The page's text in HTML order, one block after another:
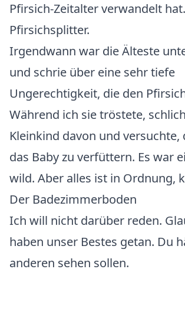
Pfirsich-Zeitalter verwandelt
Pfirsichsplitter.
Irgendwann war die Älteste
und schrie über eine sehr tiefe
Ungerechtigkeit, die den
Während ich sie tröstete,
Kleinkind davon und versuchte,
das Baby zu verfüttern. Es war
wild. Aber alles ist in Ordnung,
Der Badezimmerboden
Ich will nicht darüber reden.
haben unser Bestes getan. Du
anderen sehen sollen.